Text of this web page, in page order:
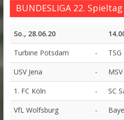
BUNDESLIGA 22. Spieltag
So., 28.06.20
Turbine Potsdam -
USV Jena -
1. FC Köln - SC
VfL Wolfsburg -